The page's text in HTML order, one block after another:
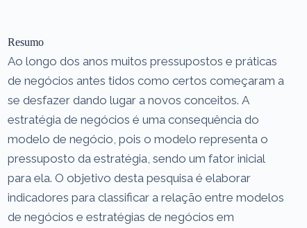
Resumo
Ao longo dos anos muitos pressupostos e práticas
de negócios antes tidos como certos começaram a
se desfazer dando lugar a novos conceitos. A
estratégia de negócios é uma consequência do
modelo de negócio, pois o modelo representa o
pressuposto da estratégia, sendo um fator inicial
para ela. O objetivo desta pesquisa é elaborar
indicadores para classificar a relação entre modelos
de negócios e estratégias de negócios em